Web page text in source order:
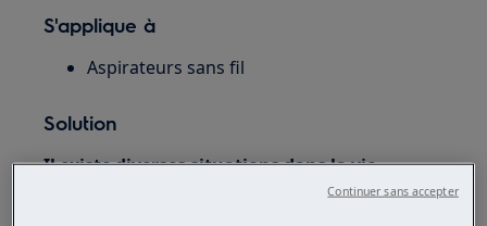
S'applique à
Aspirateurs sans fil
Solution
Il existe diverses situations dans la vie
quotidienne où l'on aspire involontairement
Continuer sans accepter